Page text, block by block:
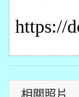
https://